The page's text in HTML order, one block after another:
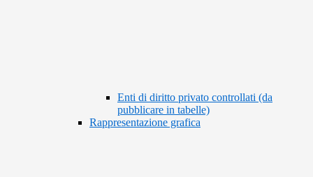
Enti di diritto privato controllati (da
pubblicare in tabelle)
Rappresentazione grafica